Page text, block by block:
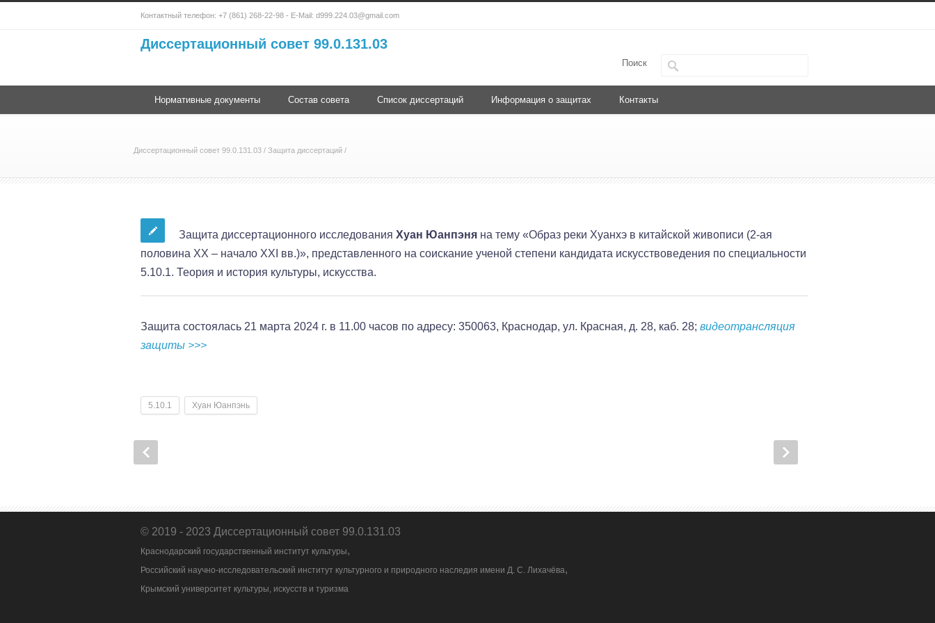
Контактный телефон: +7 (861) 268-22-98 - E-Mail: d999.224.03@gmail.com
Диссертационный совет 99.0.131.03
Поиск
Нормативные документы Состав совета Список диссертаций Информация о защитах Контакты
Диссертационный совет 99.0.131.03 / Защита диссертаций /
Защита диссертационного исследования Хуан Юанпэня на тему «Образ реки Хуанхэ в китайской живописи (2-ая
половина XX – начало XXI вв.)», представленного на соискание ученой степени кандидата искусствоведения по специальности
5.10.1. Теория и история культуры, искусства.
Защита состоялась 21 марта 2024 г. в 11.00 часов по адресу: 350063, Краснодар, ул. Красная, д. 28, каб. 28; видеотрансляция
защиты >>>
5.10.1 Хуан Юанпэнь
© 2019 - 2023 Диссертационный совет 99.0.131.03
Краснодарский государственный институт культуры,
Российский научно-исследовательский институт культурного и природного наследия имени Д. С. Лихачёва,
Крымский университет культуры, искусств и туризма